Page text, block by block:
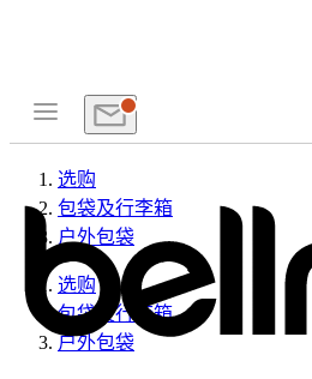
选购
包袋及行李箱
户外包袋
选购
包袋及行李箱
户外包袋